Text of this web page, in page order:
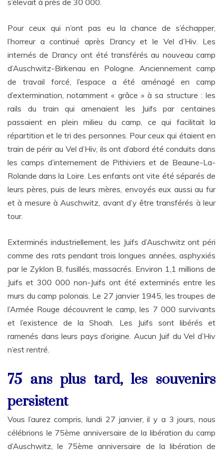
s’élevait à près de 30 000.
Pour ceux qui n’ont pas eu la chance de s’échapper,
l’horreur a continué après Drancy et le Vel d’Hiv. Les
internés de Drancy ont été transférés au nouveau camp
d’Auschwitz-Birkenau en Pologne. Anciennement camp
de travail forcé, l’espace a été aménagé en camp
d’extermination, notamment « grâce » à sa structure : les
rails du train qui amenaient les Juifs par centaines
passaient en plein milieu du camp, ce qui facilitait la
répartition et le tri des personnes. Pour ceux qui étaient en
train de périr au Vel d’Hiv, ils ont d’abord été conduits dans
les camps d’internement de Pithiviers et de Beaune-La-
Rolande dans la Loire. Les enfants ont vite été séparés de
leurs pères, puis de leurs mères, envoyés eux aussi au fur
et à mesure à Auschwitz, avant d’y être transférés à leur
tour.
Exterminés industriellement, les Juifs d’Auschwitz ont péri
comme des rats pendant trois longues années, asphyxiés
par le Zyklon B, fusillés, massacrés. Environ 1,1 millions de
Juifs et 300 000 non-Juifs ont été exterminés entre les
murs du camp polonais. Le 27 janvier 1945, les troupes de
l’Armée Rouge découvrent le camp, les 7 000 survivants
et l’existence de la Shoah. Les Juifs sont libérés et
ramenés dans leurs pays d’origine. Aucun Juif du Vel d’Hiv
n’est rentré.
75 ans plus tard, les souvenirs
persistent
Vous l’aurez compris, lundi 27 janvier, il y a 3 jours, nous
célébrions le 75ème anniversaire de la libération du camp
d’Auschwitz, le 75ème anniversaire de la libération de